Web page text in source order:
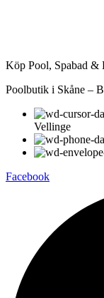
Köp Pool, Spabad &
Poolbutik i Skåne –
Vellinge
Facebook